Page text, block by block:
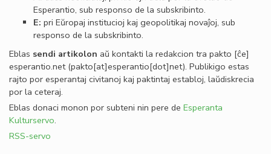
Esperantio, sub responso de la subskribinto.
E: pri Eŭropaj institucioj kaj geopolitikaj novaĵoj, sub
responso de la subskribinto.
Eblas sendi artikolon aŭ kontakti la redakcion tra pakto [ĉe]
esperantio.net(pakto[at]esperantio[dot]net). Publikigo estas
rajto por esperantaj civitanoj kaj paktintaj establoj, laŭdiskrecia
por la ceteraj.
Eblas donaci monon por subteni nin pere de Esperanta
Kulturservo.
RSS-servo